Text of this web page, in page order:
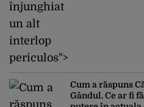
înjunghiat
un alt
interlop
periculos">
Cum a răspuns
Gândul. Ce ar fi